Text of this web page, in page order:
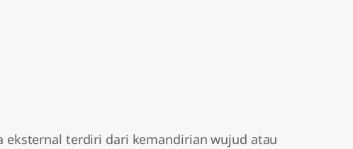
terdiri dari kemandirian wujud atau